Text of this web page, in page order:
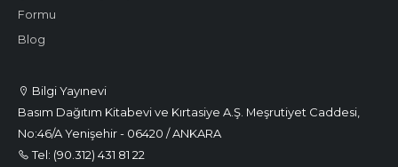
Bilgi Yayınevi
Basım Dağıtım Kitabevi ve Kırtasiye A.Ş. Meşrutiyet Caddesi,
No:46/A Yenişehir - 06420 / ANKARA
Tel: (90.312) 431 81 22
Formu
Blog